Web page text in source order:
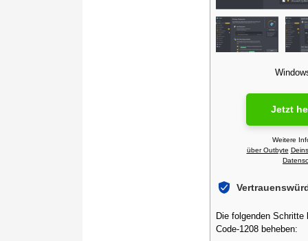
Jetzt
Weitere
über Outbyte
Die folgenden Schritte
Code-1208 beheben: